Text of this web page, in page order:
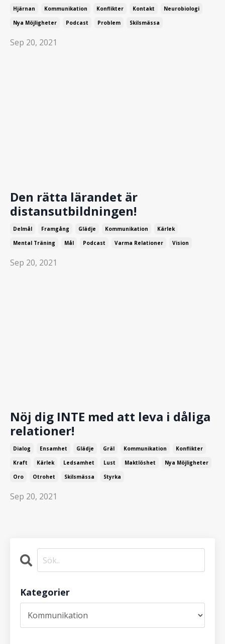
Hjärnan
Kommunikation Konflikter Kontakt
Neurobiologi
Nya Möjligheter
Podcast Problem Skilsmässa
Sep 20, 2021
Den rätta lärandet är
distansutbildningen!
Delmål Framgång Glädje Kommunikation
Kärlek
Mental Träning
Mål Podcast Varma Relationer Vision
Sep 20, 2021
Nöj dig INTE med att leva i dåliga
relationer!
Dialog Ensamhet Glädje Gräl Kommunikation
Konflikter
Kraft
Kärlek Ledsamhet Lust Maktlöshet
Nya Möjligheter
Oro
Otrohet Skilsmässa Styrka
Sep 20, 2021
Kategorier